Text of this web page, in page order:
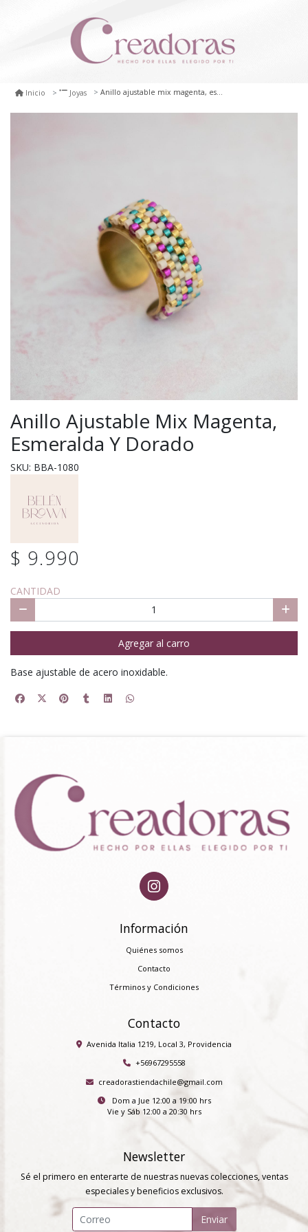
Inicio Joyas Anillo ajustable mix magenta, esmeralda y dorado
Anillo Ajustable Mix Magenta,
Esmeralda Y Dorado
SKU: BBA-1080
$ 9.990
CANTIDAD
Agregar al carro
Base ajustable de acero inoxidable.
Información
Quiénes somos
Contacto
Términos y Condiciones
Contacto
Avenida Italia 1219, Local 3, Providencia
+56967295558
creadorastiendachile@gmail.com
Dom a Jue 12:00 a 19:00 hrs
Vie y Sáb 12:00 a 20:30 hrs
Newsletter
Sé el primero en enterarte de nuestras nuevas colecciones, ventas
especiales y beneficios exclusivos.
Enviar